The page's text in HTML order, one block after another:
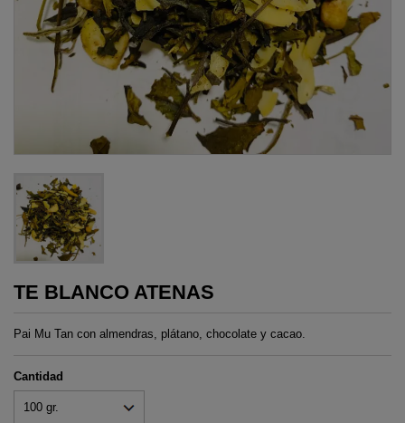
TE BLANCO ATENAS
Pai Mu Tan con almendras, plátano, chocolate y cacao.
Cantidad